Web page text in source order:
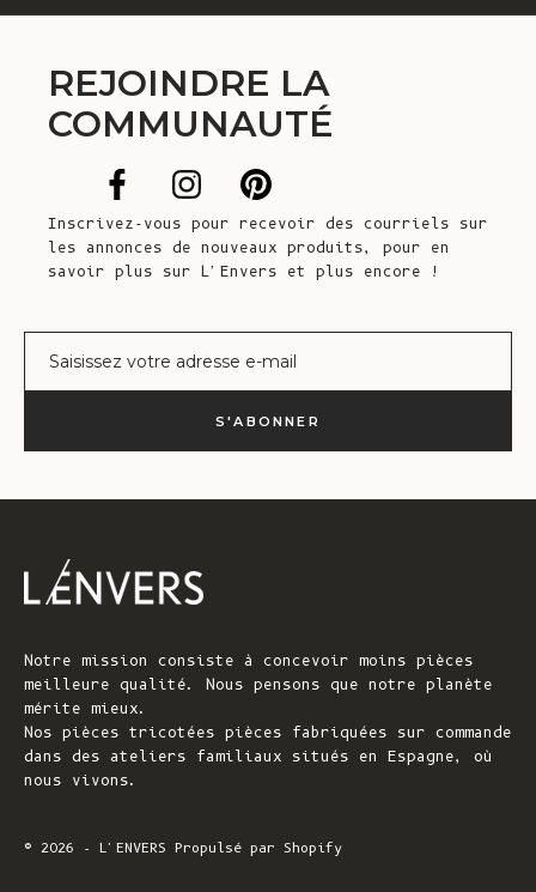
REJOINDRE LA
COMMUNAUTÉ
Inscrivez-vous pour recevoir des courriels sur
les annonces de nouveaux produits, pour en
savoir plus sur L'Envers et plus encore !
S'ABONNER
Notre mission consiste à concevoir moins pièces
meilleure qualité. Nous pensons que notre planète
mérite mieux.
Nos pièces tricotées pièces fabriquées sur commande
dans des ateliers familiaux situés en Espagne, où
nous vivons.
© 2026 - L'ENVERS Propulsé par Shopify